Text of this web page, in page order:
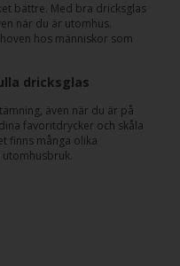
bättre. Med bra dricksglas
när du är utomhus.
hos människor som
dricksglas
även när du är på
favoritdrycker och skåla
finns många olika